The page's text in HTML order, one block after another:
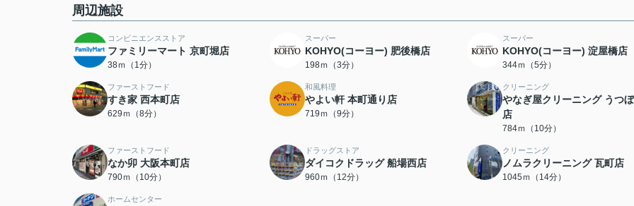
周辺施設
コンビニエンスストア
ファミリーマート 京町堀店
38ｍ（1分）
スーパー
KOHYO(コーヨー) 肥後橋店
198ｍ（3分）
スーパー
KOHYO(コーヨー) 淀屋橋店
344ｍ（5分）
ファーストフード
すき家 西本町店
629ｍ（8分）
和風料理
やよい軒 本町通り店
719ｍ（9分）
クリーニング
やなぎ屋クリーニング うつ
店
784ｍ（10分）
ファーストフード
なか卯 大阪本町店
790ｍ（10分）
ドラッグストア
ダイコクドラッグ 船場西店
960ｍ（12分）
クリーニング
ノムラクリーニング 瓦町店
1045ｍ（14分）
ホームセンター